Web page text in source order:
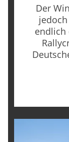
Der
endlich